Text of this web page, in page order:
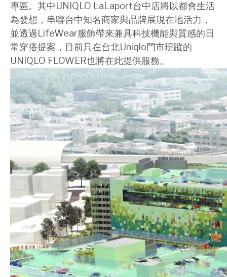
專區。其中UNIQLO LaLaport台中店將以都會生活
為發想，串聯台中知名商家與品牌展現在地活力，
並透過LifeWear服飾帶來兼具科技機能與質感的日
常穿搭提案，目前只在台北Uniqlo門市現蹤的
UNIQLO FLOWER也將在此提供服務。